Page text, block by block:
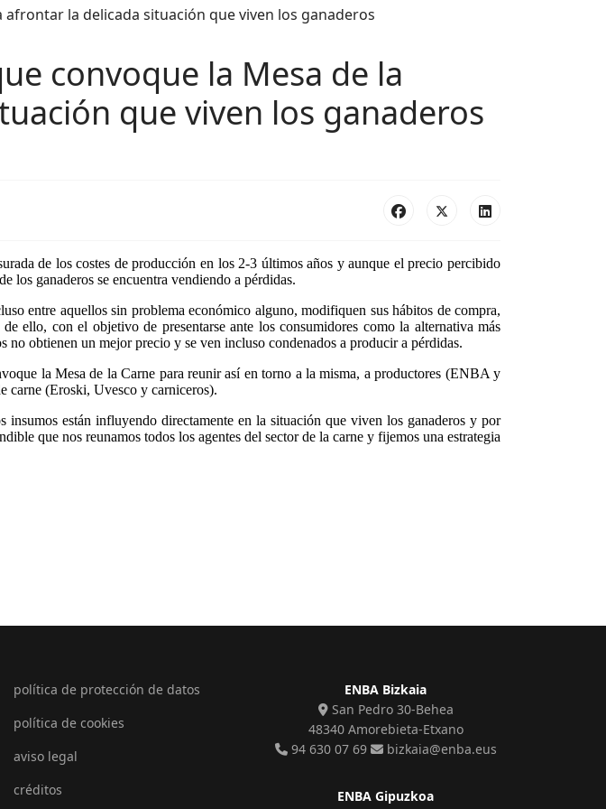
convoque la Mesa de la
que viven los ganaderos
de los costes de producción en los 2-3 últimos años y aunque el precio percibido
los ganaderos se encuentra vendiendo a pérdidas.
entre aquellos sin problema económico alguno, modifiquen sus hábitos de compra,
ello, con el objetivo de presentarse ante los consumidores como la alternativa más
no obtienen un mejor precio y se ven incluso condenados a producir a pérdidas.
la Mesa de la Carne para reunir así en torno a la misma, a productores (ENBA y
carne (Eroski, Uvesco y carniceros).
están influyendo directamente en la situación que viven los ganaderos y por
que nos reunamos todos los agentes del sector de la carne y fijemos una estrategia
política de protección de datos
política de cookies
aviso legal
créditos
ENBA Bizkaia
San Pedro 30-Behea
48340 Amorebieta-Etxano
94 630 07 69
bizkaia@enba.eus
ENBA Gipuzkoa